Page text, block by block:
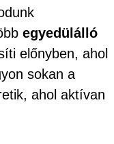
egyedülálló
előnyben, ahol
sokan a
ahol aktívan